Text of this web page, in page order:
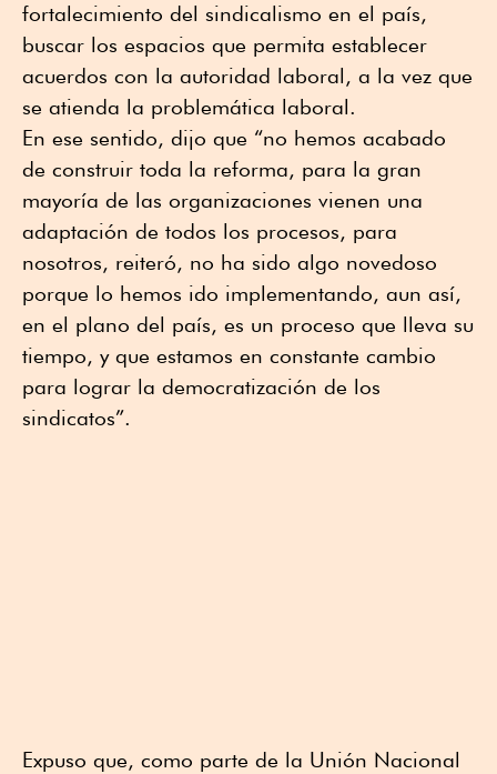
fortalecimiento del sindicalismo en el país,
buscar los espacios que permita establecer
acuerdos con la autoridad laboral, a la vez que
se atienda la problemática laboral.
En ese sentido, dijo que “no hemos acabado
de construir toda la reforma, para la gran
mayoría de las organizaciones vienen una
adaptación de todos los procesos, para
nosotros, reiteró, no ha sido algo novedoso
porque lo hemos ido implementando, aun así,
en el plano del país, es un proceso que lleva su
tiempo, y que estamos en constante cambio
para lograr la democratización de los
sindicatos”.
Expuso que, como parte de la Unión Nacional